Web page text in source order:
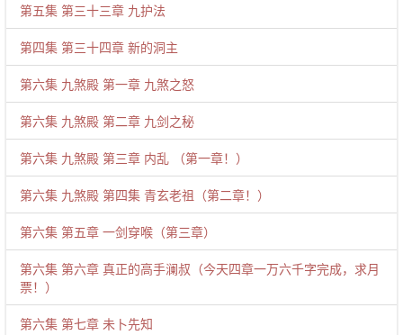
第五集 第三十三章 九护法
第四集 第三十四章 新的洞主
第六集 九煞殿 第一章 九煞之怒
第六集 九煞殿 第二章 九剑之秘
第六集 九煞殿 第三章 内乱 （第一章！）
第六集 九煞殿 第四集 青玄老祖（第二章！）
第六集 第五章 一剑穿喉（第三章）
第六集 第六章 真正的高手澜叔（今天四章一万六千字完成，求月
票！）
第六集 第七章 未卜先知